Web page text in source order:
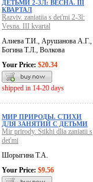
ДЕТЬМИ 2-3Л: ВЕСНА. III
КВАРТАЛ
Razviv. zaniatiia s det'mi 2-3l:
Vesna. III kvartal
Алиева Т.И., Арушанова А.Г.,
Богина Т.Л., Волкова
Your Price: $20.34
shipped in 14-20 days
МИР ПРИРОДЫ. СТИХИ
ДЛЯ ЗАНЯТИЙ С ДЕТЬМИ
Mir prirody. Stikhi dlia zaniatii s
det'mi
Шорыгина Т.А.
Your Price: $9.56